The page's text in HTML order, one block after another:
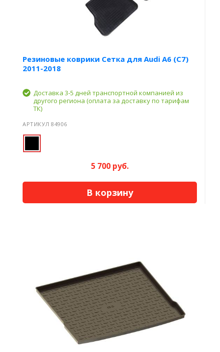
Резиновые коврики Сетка для Audi A6 (C7)
2011-2018
Доставка 3-5 дней транспортной компанией из
другого региона (оплата за доставку по тарифам
ТК)
АРТИКУЛ 84906
5 700 руб.
В корзину